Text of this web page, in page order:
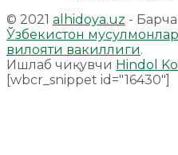
© 2021 alhidoya.uz - Барча
Ўзбекистон
вилояти вакиллиги.
Ишлаб чиқувчи Hindol
[wbcr_snippet id="16430"]